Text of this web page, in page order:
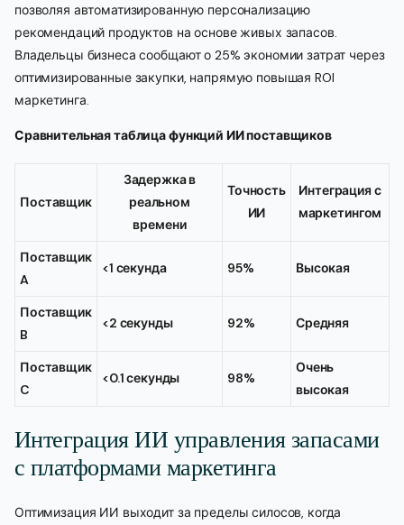
позволяя автоматизированную персонализацию
рекомендаций продуктов на основе живых запасов.
Владельцы бизнеса сообщают о 25% экономии затрат через
оптимизированные закупки, напрямую повышая ROI
маркетинга.
Сравнительная таблица функций ИИ поставщиков
Поставщик
Задержка в
реальном
времени
Точность
ИИ
Интеграция с
маркетингом
Поставщик
A
<1 секунда 95% Высокая
Поставщик
B
<2 секунды 92% Средняя
Поставщик
C
<0.1 секунды 98%
Очень
высокая
Интеграция ИИ управления запасами
с платформами маркетинга
Оптимизация ИИ выходит за пределы силосов, когда